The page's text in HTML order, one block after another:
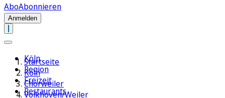
AboAbonnieren
Anmelden
Köln
Region
Freizeit
Restaurants
Startseite
Köln
Chorweiler
Volkhoven/Weiler